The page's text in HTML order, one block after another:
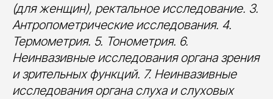
(для женщин), ректальное исследование. 3.
Антропометрические исследования. 4.
Термометрия. 5. Тонометрия. 6.
Неинвазивные исследования органа зрения
и зрительных функций. 7. Неинвазивные
исследования органа слуха и слуховых